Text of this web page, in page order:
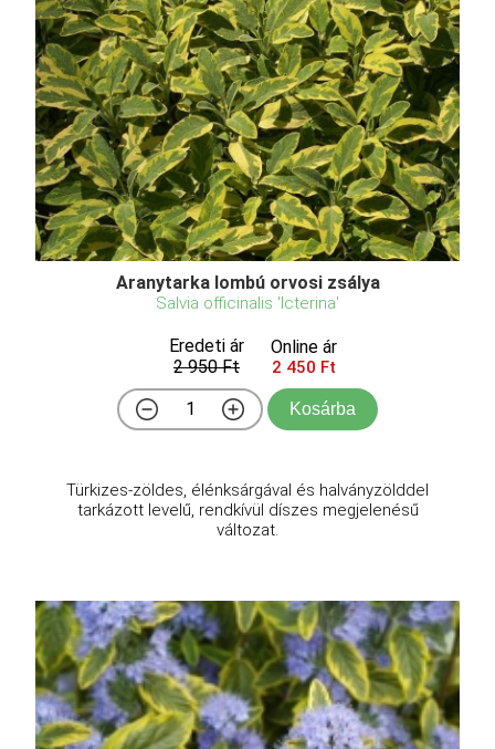
Aranytarka lombú orvosi zsálya
Salvia officinalis 'Icterina'
Eredeti ár
2 950 Ft
Online ár
2 450 Ft
Kosárba
Türkizes-zöldes, élénksárgával és halványzölddel
tarkázott levelű, rendkívül díszes megjelenésű
változat.